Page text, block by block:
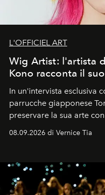
L'OFFICIEL ART
Wig Artist: l'artista
Kono racconta il
In un'intervista esclusiva
parrucche giapponese
preservare la sua arte
contemporaneo.
08.09.2026 di Vernice Tia